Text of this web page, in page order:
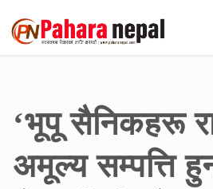
‘भूपू सैनिकहरू
अमूल्य सम्पत्ति